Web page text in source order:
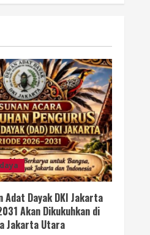
Adat Dayak DKI Jakarta
Akan Dikukuhkan di
Jakarta Utara